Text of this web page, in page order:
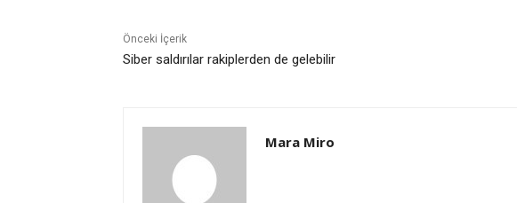
Önceki İçerik
Siber saldırılar rakiplerden de gelebilir
Mara Miro